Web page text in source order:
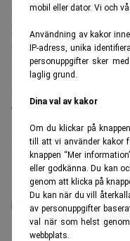
mobil eller dator. Vi och
Användning av kakor
IP-adress, unika
personuppgifter sker
laglig grund.
Dina val av kakor
Om du klickar på
till att vi använder kakor
knappen “Mer
eller godkänna. Du kan
genom att klicka på
Du kan när du vill
av personuppgifter
val när som helst
webbplats.
marknadsstrukturen
Missa inte:
hedgefonder. Realtid
Läs mer från Realtid -
är kostnadsfritt:
Hedgefonder Wall
Simon Kronö
Realtids
erfarenhet.
och Dagens